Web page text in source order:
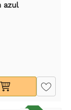
azul